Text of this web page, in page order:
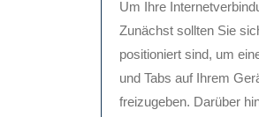
Um Ihre
Zunächst sollten Sie
positioniert sind, um
und Tabs auf Ihrem
freizugeben. Darüber